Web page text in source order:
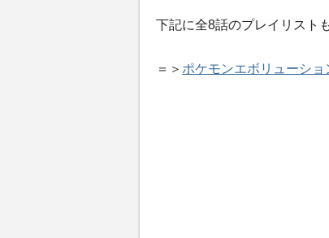
下記に全8話のプレイリスト
＝＞ ポケモンエボリューシ